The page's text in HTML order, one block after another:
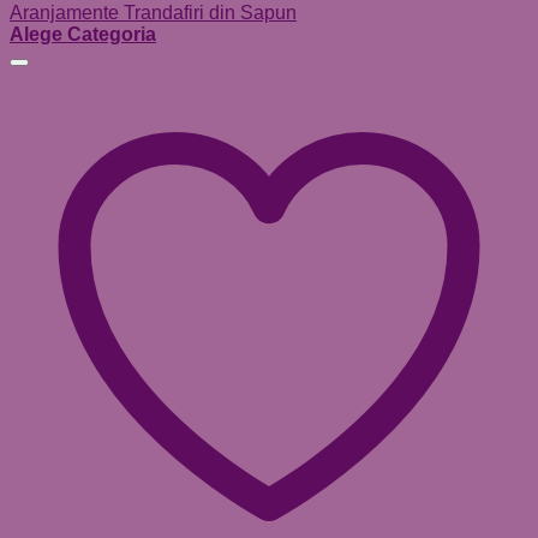
Aranjamente Trandafiri din Sapun
Alege Categoria